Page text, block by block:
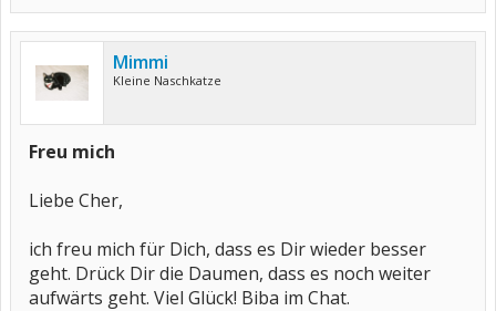
Mimmi
Kleine Naschkatze
Freu mich
Liebe Cher,
ich freu mich für Dich, dass es Dir wieder besser
geht. Drück Dir die Daumen, dass es noch weiter
aufwärts geht. Viel Glück! Biba im Chat.